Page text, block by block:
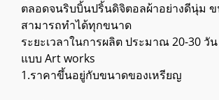
ตลอดจนริบบิ้นปริ้นดิจิตอลผ้าอย่างดีนุ่ม
สามารถทำได้ทุกขนาด
ระยะเวลาในการผลิต ประมาณ 20-30 วั
แบบ Art works
1.ราคาขึ้นอยู่กับขนาดของเหรียญ